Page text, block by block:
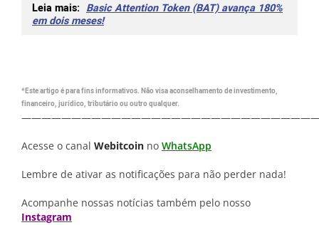
Leia mais: Basic Attention Token (BAT) avança 180%
em dois meses!
*Este artigo é para fins informativos. Não visa aconselhamento de investimento,
financeiro, jurídico, tributário ou outro qualquer.
Acesse o canal Webitcoin no WhatsApp
Lembre de ativar as notificações para não perder nada!
Acompanhe nossas notícias também pelo nosso
Instagram